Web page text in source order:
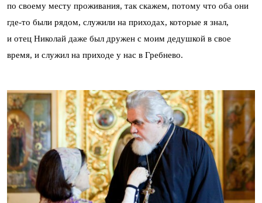
по своему месту проживания, так скажем, потому что оба они
где-то были рядом, служили на приходах, которые я знал,
и отец Николай даже был дружен с моим дедушкой в свое
время, и служил на приходе у нас в Гребнево.